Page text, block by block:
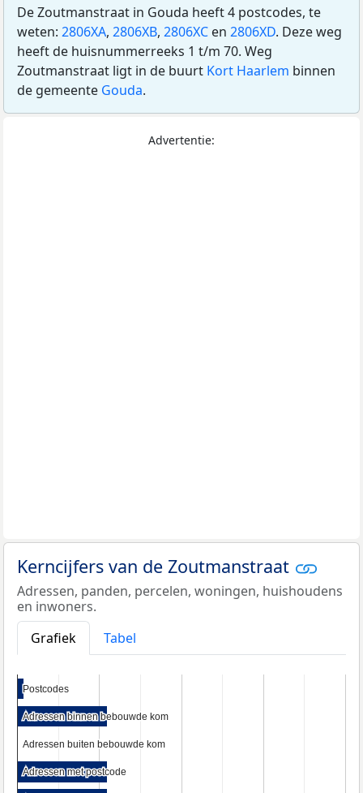
De Zoutmanstraat in Gouda heeft 4 postcodes, te
weten: 2806XA, 2806XB, 2806XC en 2806XD. Deze weg
heeft de huisnummerreeks 1 t/m 70. Weg
Zoutmanstraat ligt in de buurt Kort Haarlem binnen
de gemeente Gouda.
Advertentie:
Kerncijfers van de Zoutmanstraat
Adressen, panden, percelen, woningen, huishoudens
en inwoners.
Grafiek
Tabel
Postcodes
Postcodes
Adressen binnen bebouwde kom
Adressen binnen bebouwde kom
Adressen buiten bebouwde kom
Adressen buiten bebouwde kom
Adressen met postcode
Adressen met postcode